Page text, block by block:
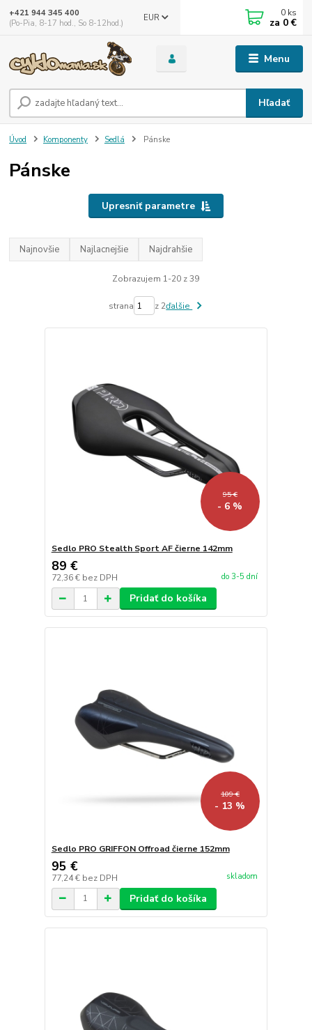
Menu
EUR
Hľadať
+421 944 345 400
(Po-Pia, 8-17 hod., So 8-12hod.)
0 ks
za 0 €
Úvod Komponenty Sedlá Pánske
Pánske
Upresniť parametre
Najnovšie Najlacnejšie Najdrahšie
Zobrazujem 1-20 z 39
strana z 2ďalšie
95 €
- 6 %
Sedlo PRO Stealth Sport AF čierne 142mm
89 €
72,36 € bez DPH do 3-5 dní
Pridať do košíka
109 €
- 13 %
Sedlo PRO GRIFFON Offroad čierne 152mm
95 €
77,24 € bez DPH skladom
Pridať do košíka